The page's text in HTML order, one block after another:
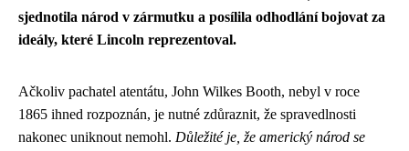
sjednotila národ v zármutku a posílila odhodlání bojovat za
ideály, které Lincoln reprezentoval.
Ačkoliv pachatel atentátu, John Wilkes Booth, nebyl v roce
1865 ihned rozpoznán, je nutné zdůraznit, že spravedlnosti
nakonec uniknout nemohl. Důležité je, že americký národ se